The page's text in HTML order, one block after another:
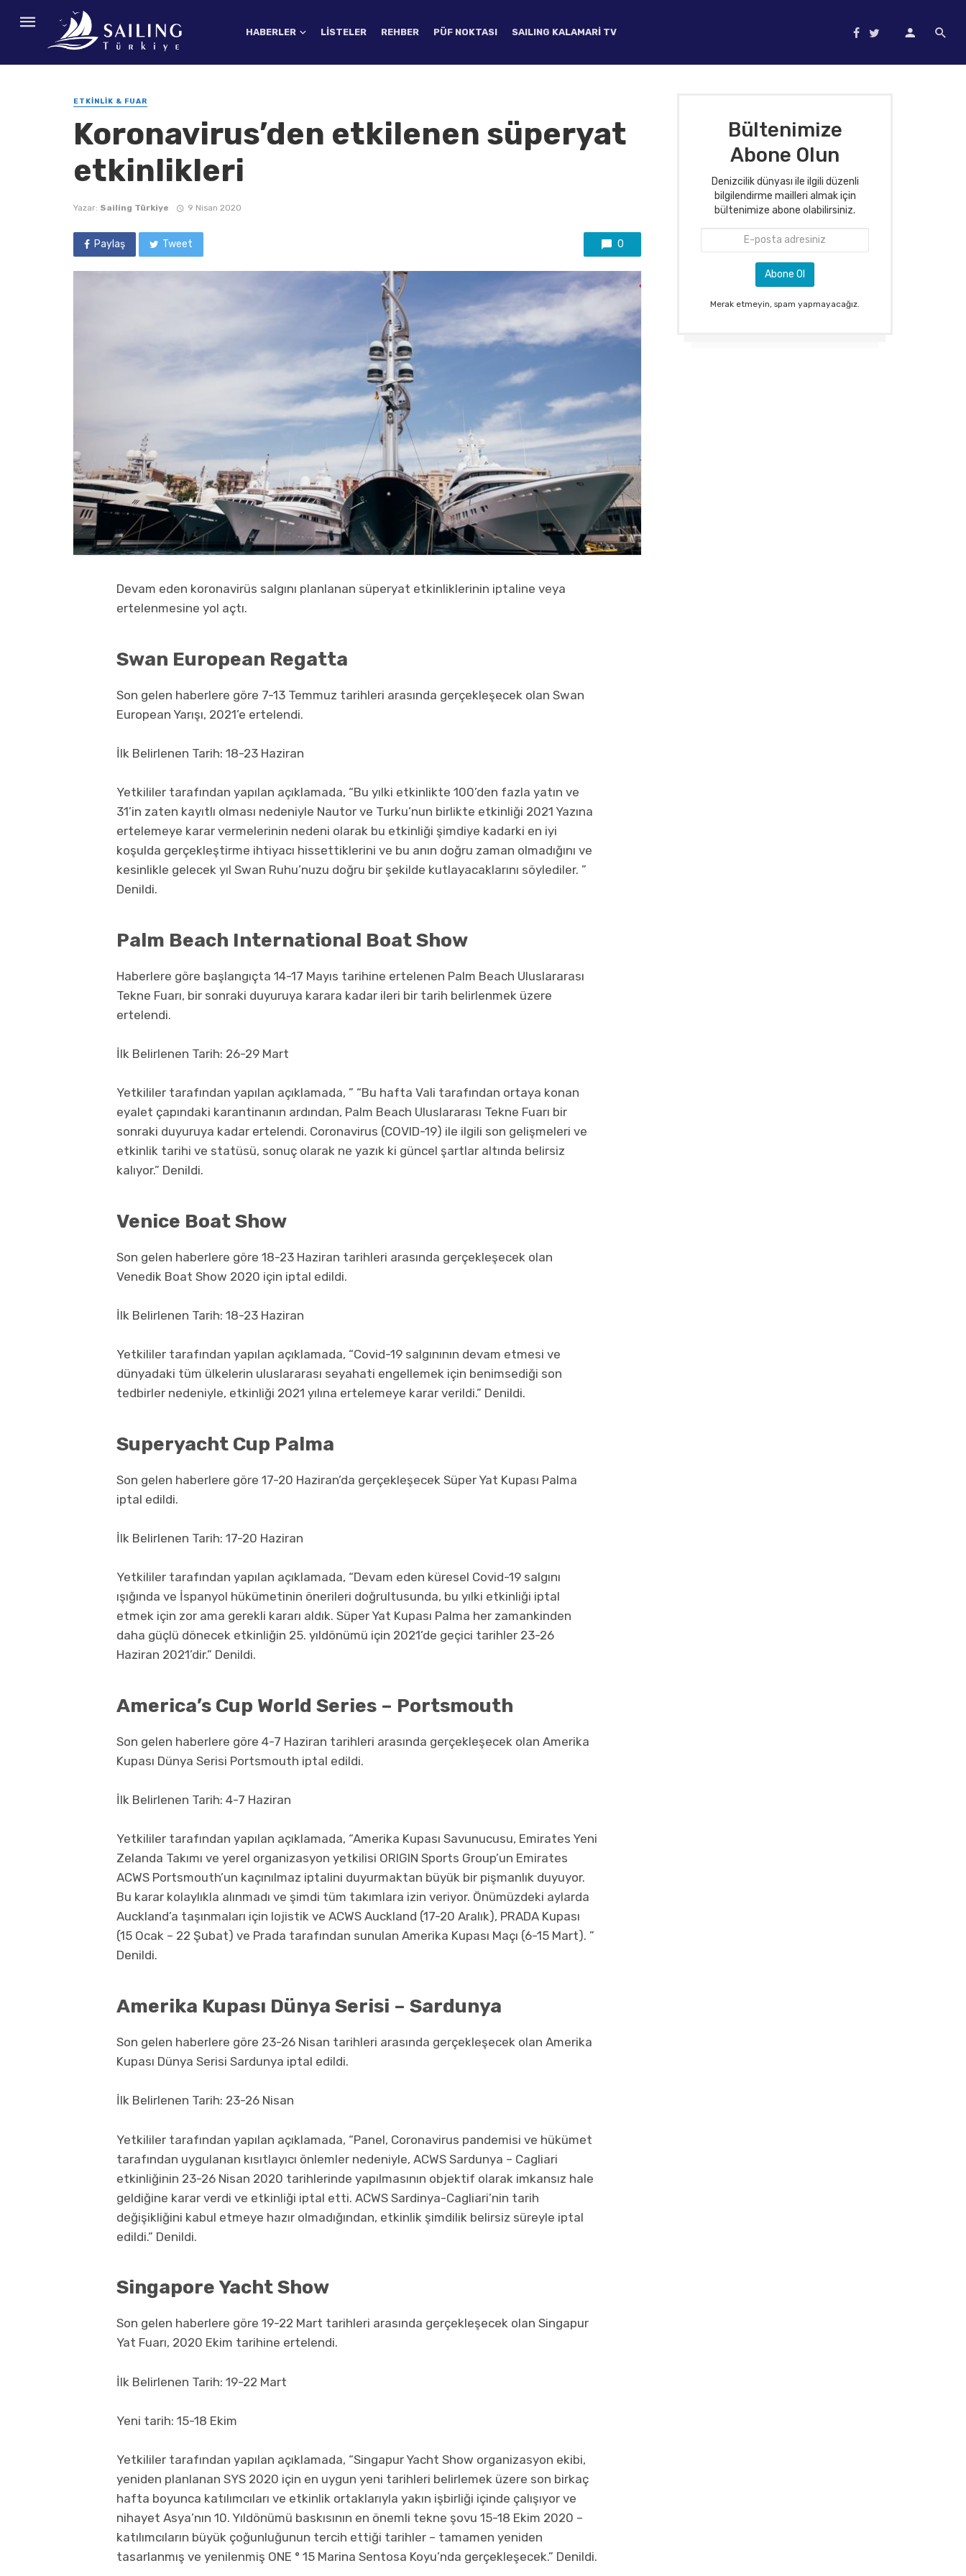
HABERLER LISTELER REHBER PÜF NOKTASI SAILING KALAMARI TV
ETKINLIK & FUAR
Koronavirus’den etkilenen süperyat
etkinlikleri
Yazar: Sailing Türkiye 9 Nisan 2020
Paylaş Tweet 0
Devam eden koronavirüs salgını planlanan süperyat etkinliklerinin iptaline veya
ertelenmesine yol açtı.
Swan European Regatta
Son gelen haberlere göre 7-13 Temmuz tarihleri arasında gerçekleşecek olan Swan
European Yarışı, 2021’e ertelendi.
İlk Belirlenen Tarih: 18-23 Haziran
Yetkililer tarafından yapılan açıklamada, “Bu yılki etkinlikte 100’den fazla yatın ve
31’in zaten kayıtlı olması nedeniyle Nautor ve Turku’nun birlikte etkinliği 2021 Yazına
ertelemeye karar vermelerinin nedeni olarak bu etkinliği şimdiye kadarki en iyi
koşulda gerçekleştirme ihtiyacı hissettiklerini ve bu anın doğru zaman olmadığını ve
kesinlikle gelecek yıl Swan Ruhu’nuzu doğru bir şekilde kutlayacaklarını söylediler. ”
Denildi.
Palm Beach International Boat Show
Haberlere göre başlangıçta 14-17 Mayıs tarihine ertelenen Palm Beach Uluslararası
Tekne Fuarı, bir sonraki duyuruya karara kadar ileri bir tarih belirlenmek üzere
ertelendi.
İlk Belirlenen Tarih: 26-29 Mart
Yetkililer tarafından yapılan açıklamada, ” “Bu hafta Vali tarafından ortaya konan
eyalet çapındaki karantinanın ardından, Palm Beach Uluslararası Tekne Fuarı bir
sonraki duyuruya kadar ertelendi. Coronavirus (COVID-19) ile ilgili son gelişmeleri ve
etkinlik tarihi ve statüsü, sonuç olarak ne yazık ki güncel şartlar altında belirsiz
kalıyor.” Denildi.
Venice Boat Show
Son gelen haberlere göre 18-23 Haziran tarihleri arasında gerçekleşecek olan
Venedik Boat Show 2020 için iptal edildi.
İlk Belirlenen Tarih: 18-23 Haziran
Yetkililer tarafından yapılan açıklamada, “Covid-19 salgınının devam etmesi ve
dünyadaki tüm ülkelerin uluslararası seyahati engellemek için benimsediği son
tedbirler nedeniyle, etkinliği 2021 yılına ertelemeye karar verildi.” Denildi.
Superyacht Cup Palma
Son gelen haberlere göre 17-20 Haziran’da gerçekleşecek Süper Yat Kupası Palma
iptal edildi.
İlk Belirlenen Tarih: 17-20 Haziran
Yetkililer tarafından yapılan açıklamada, “Devam eden küresel Covid-19 salgını
ışığında ve İspanyol hükümetinin önerileri doğrultusunda, bu yılki etkinliği iptal
etmek için zor ama gerekli kararı aldık. Süper Yat Kupası Palma her zamankinden
daha güçlü dönecek etkinliğin 25. yıldönümü için 2021’de geçici tarihler 23-26
Haziran 2021’dir.” Denildi.
America’s Cup World Series – Portsmouth
Son gelen haberlere göre 4-7 Haziran tarihleri ​​arasında gerçekleşecek olan Amerika
Kupası Dünya Serisi Portsmouth iptal edildi.
İlk Belirlenen Tarih: 4-7 Haziran
Yetkililer tarafından yapılan açıklamada, “Amerika Kupası Savunucusu, Emirates Yeni
Zelanda Takımı ve yerel organizasyon yetkilisi ORIGIN Sports Group’un Emirates
ACWS Portsmouth’un kaçınılmaz iptalini duyurmaktan büyük bir pişmanlık duyuyor.
Bu karar kolaylıkla alınmadı ve şimdi tüm takımlara izin veriyor. Önümüzdeki aylarda
Auckland’a taşınmaları için lojistik ve ACWS Auckland (17-20 Aralık), PRADA Kupası
(15 Ocak – 22 Şubat) ve Prada tarafından sunulan Amerika Kupası Maçı (6-15 Mart). ”
Denildi.
Amerika Kupası Dünya Serisi – Sardunya
Son gelen haberlere göre 23-26 Nisan tarihleri ​​arasında gerçekleşecek olan Amerika
Kupası Dünya Serisi Sardunya iptal edildi.
İlk Belirlenen Tarih: 23-26 Nisan
Yetkililer tarafından yapılan açıklamada, “Panel, Coronavirus pandemisi ve hükümet
tarafından uygulanan kısıtlayıcı önlemler nedeniyle, ACWS Sardunya – Cagliari
etkinliğinin 23-26 Nisan 2020 tarihlerinde yapılmasının objektif olarak imkansız hale
geldiğine karar verdi ve etkinliği iptal etti. ACWS Sardinya-Cagliari’nin tarih
değişikliğini kabul etmeye hazır olmadığından, etkinlik şimdilik belirsiz süreyle iptal
edildi.” Denildi.
Singapore Yacht Show
Son gelen haberlere göre 19-22 Mart tarihleri ​​arasında gerçekleşecek olan Singapur
Yat Fuarı, 2020 Ekim tarihine ertelendi.
İlk Belirlenen Tarih: 19-22 Mart
Yeni tarih: 15-18 Ekim
Yetkililer tarafından yapılan açıklamada, “Singapur Yacht Show organizasyon ekibi,
yeniden planlanan SYS 2020 için en uygun yeni tarihleri ​​belirlemek üzere son birkaç
hafta boyunca katılımcıları ve etkinlik ortaklarıyla yakın işbirliği içinde çalışıyor ve
nihayet Asya’nın 10. Yıldönümü baskısının en önemli tekne şovu 15-18 Ekim 2020 –
katılımcıların büyük çoğunluğunun tercih ettiği tarihler – tamamen yeniden
tasarlanmış ve yenilenmiş ONE ° 15 Marina Sentosa Koyu’nda gerçekleşecek.” Denildi.
Bültenimize
Abone Olun
Denizcilik dünyası ile ilgili düzenli
bilgilendirme mailleri almak için
bültenimize abone olabilirsiniz.
Merak etmeyin, spam yapmayacağız.